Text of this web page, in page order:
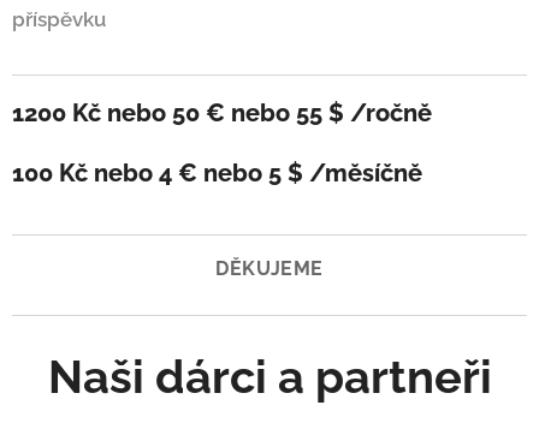
příspěvku
1200 Kč nebo 50 € nebo 55 $ /ročně
100 Kč nebo 4 € nebo 5 $ /měsíčně
DĚKUJEME
Naši dárci a partneři